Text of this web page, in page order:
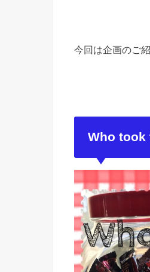
今回は企画のご紹
Who took